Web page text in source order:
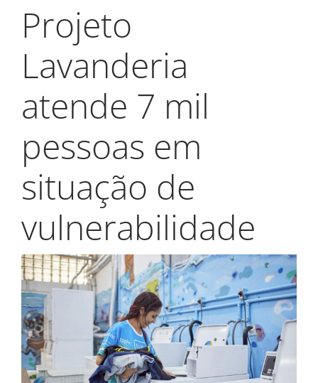
Investidores
Entre em contato conosco
My Alliance
Projeto
Lavanderia
atende 7 mil
pessoas em
situação de
vulnerabilidade